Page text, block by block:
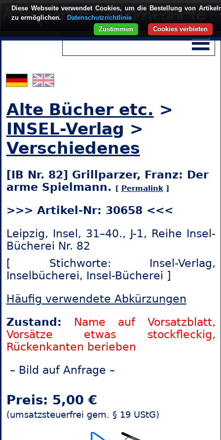
Alte Bücher etc. >
INSEL-Verlag >
Verschiedenes
[IB Nr. 82] Grillparzer, Franz: Der
arme Spielmann. [ Permalink]
>>> Artikel-Nr: 30658 <<<
Leipzig, Insel, 31–40., J-1, Reihe Insel-
Bücherei Nr. 82
[ Stichworte: Insel-Verlag,
Inselbücherei, Insel-Bücherei ]
Häufig verwendete Abkürzungen
Zustand:
Name auf Vorsatzblatt,
Vorsätze etwas stockfleckig,
Rückenkanten berieben
– Bild auf Anfrage –
Preis: 5,00 €
(umsatzsteuerfrei gem. § 19 UStG)
Diese Webseite verwendet Cookies, um die Bestellung von
zu ermöglichen.
Datenschutzrichtlinie
Cookies verbieten
Zustimmen